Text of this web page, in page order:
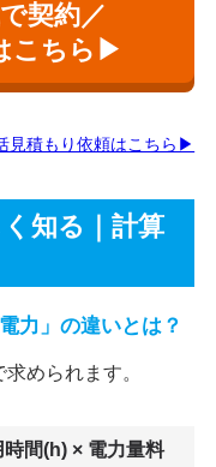
契約／
こちら▶
積もり依頼はこちら▶
知る｜計算
力」の違いとは？
められます。
間(h) × 電力量料